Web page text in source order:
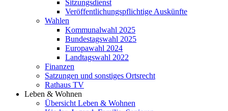
Sitzungsdienst
Veröffentlichungspflichtige Auskünfte
Wahlen
Kommunalwahl 2025
Bundestagswahl 2025
Europawahl 2024
Landtagswahl 2022
Finanzen
Satzungen und sonstiges Ortsrecht
Rathaus TV
Leben & Wohnen
Übersicht Leben & Wohnen